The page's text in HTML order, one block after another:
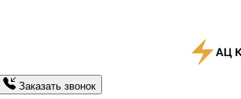
Заказать звонок